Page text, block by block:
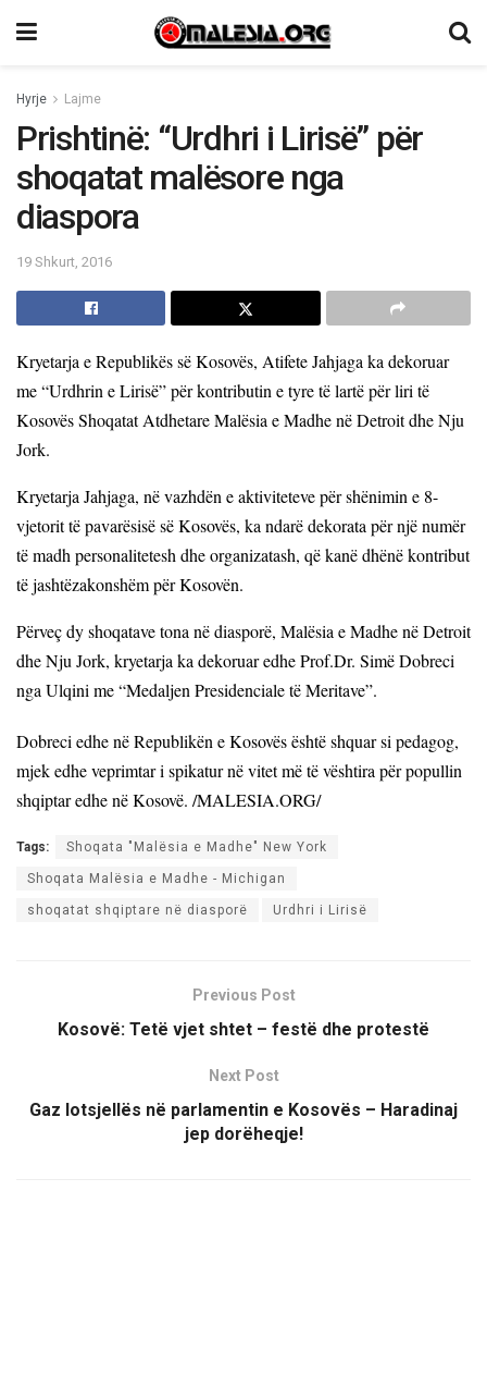
Hyrje Lajme
Prishtinë: “Urdhri i Lirisë” për
shoqatat malësore nga
diaspora
19 Shkurt, 2016
Kryetarja e Republikës së Kosovës, Atifete Jahjaga ka dekoruar
me “Urdhrin e Lirisë” për kontributin e tyre të lartë për liri të
Kosovës Shoqatat Atdhetare Malësia e Madhe në Detroit dhe Nju
Jork.
Kryetarja Jahjaga, në vazhdën e aktiviteteve për shënimin e 8-
vjetorit të pavarësisë së Kosovës, ka ndarë dekorata për një numër
të madh personalitetesh dhe organizatash, që kanë dhënë kontribut
të jashtëzakonshëm për Kosovën.
Përveç dy shoqatave tona në diasporë, Malësia e Madhe në Detroit
dhe Nju Jork, kryetarja ka dekoruar edhe Prof.Dr. Simë Dobreci
nga Ulqini me “Medaljen Presidenciale të Meritave”.
Dobreci edhe në Republikën e Kosovës është shquar si pedagog,
mjek edhe veprimtar i spikatur në vitet më të vështira për popullin
shqiptar edhe në Kosovë. /MALESIA.ORG/
Tags: Shoqata "Malësia e Madhe" New York
Shoqata Malësia e Madhe - Michigan
shoqatat shqiptare në diasporë Urdhri i Lirisë
Previous Post
Kosovë: Tetë vjet shtet – festë dhe protestë
Next Post
Gaz lotsjellës në parlamentin e Kosovës – Haradinaj
jep dorëheqje!